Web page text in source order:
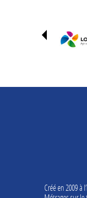
Créé en 2009 à